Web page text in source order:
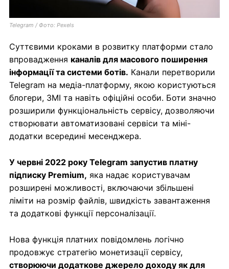
Telegram / Фото: Pexels
Суттєвими кроками в розвитку платформи стало
впровадження каналів для масового поширення
інформації та системи ботів. Канали перетворили
Telegram на медіа-платформу, якою користуються
блогери, ЗМІ та навіть офіційні особи. Боти значно
розширили функціональність сервісу, дозволяючи
створювати автоматизовані сервіси та міні-
додатки всередині месенджера.
У червні 2022 року Telegram запустив платну
підписку Premium, яка надає користувачам
розширені можливості, включаючи збільшені
ліміти на розмір файлів, швидкість завантаження
та додаткові функції персоналізації.
Нова функція платних повідомлень логічно
продовжує стратегію монетизації сервісу,
створюючи додаткове джерело доходу як для